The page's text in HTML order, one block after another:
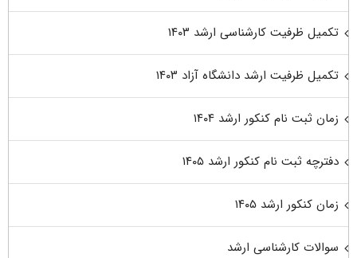
تکمیل ظرفیت کارشناسی ارشد ۱۴۰۳
تکمیل ظرفیت ارشد دانشگاه آزاد ۱۴۰۳
زمان ثبت نام کنکور ارشد ۱۴۰۴
دفترچه ثبت نام کنکور ارشد ۱۴۰۵
زمان کنکور ارشد ۱۴۰۵
سوالات کارشناسی ارشد